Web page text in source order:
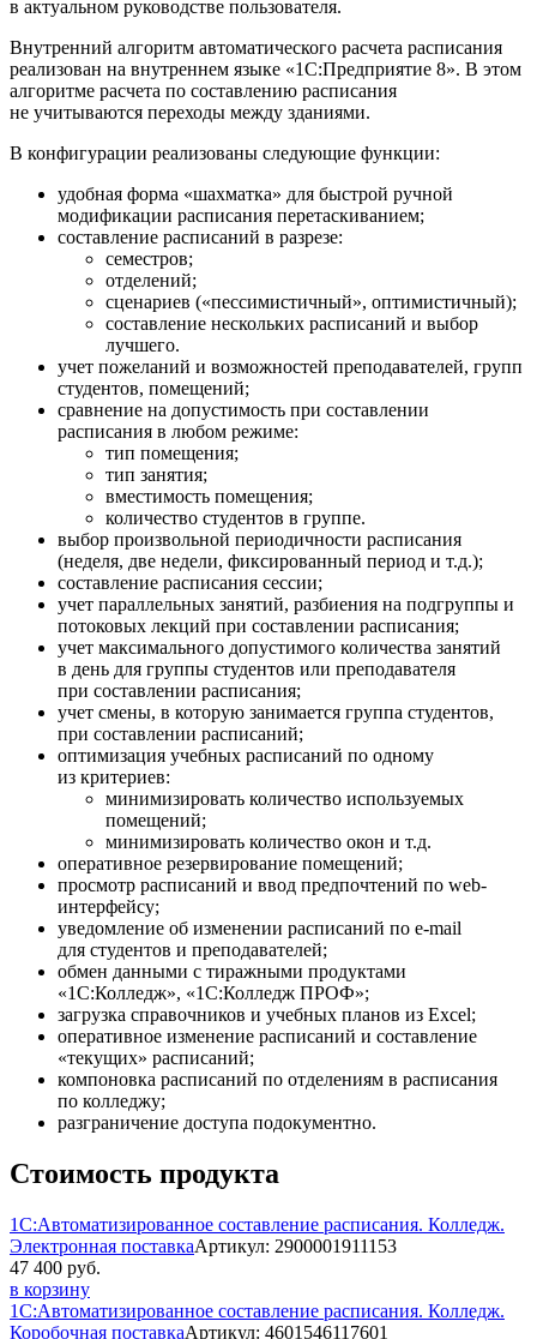
в актуальном руководстве пользователя.
Внутренний алгоритм автоматического расчета расписания
реализован на внутреннем языке «1С:Предприятие 8». В этом
алгоритме расчета по составлению расписания
не учитываются переходы между зданиями.
В конфигурации реализованы следующие функции:
удобная форма «шахматка» для быстрой ручной
модификации расписания перетаскиванием;
составление расписаний в разрезе:
семестров;
отделений;
сценариев («пессимистичный», оптимистичный);
составление нескольких расписаний и выбор
лучшего.
учет пожеланий и возможностей преподавателей, групп
студентов, помещений;
сравнение на допустимость при составлении
расписания в любом режиме:
тип помещения;
тип занятия;
вместимость помещения;
количество студентов в группе.
выбор произвольной периодичности расписания
(неделя, две недели, фиксированный период и т.д.);
составление расписания сессии;
учет параллельных занятий, разбиения на подгруппы и
потоковых лекций при составлении расписания;
учет максимального допустимого количества занятий
в день для группы студентов или преподавателя
при составлении расписания;
учет смены, в которую занимается группа студентов,
при составлении расписаний;
оптимизация учебных расписаний по одному
из критериев:
минимизировать количество используемых
помещений;
минимизировать количество окон и т.д.
оперативное резервирование помещений;
просмотр расписаний и ввод предпочтений по web-
интерфейсу;
уведомление об изменении расписаний по e-mail
для студентов и преподавателей;
обмен данными с тиражными продуктами
«1С:Колледж», «1С:Колледж ПРОФ»;
загрузка справочников и учебных планов из Excel;
оперативное изменение расписаний и составление
«текущих» расписаний;
компоновка расписаний по отделениям в расписания
по колледжу;
разграничение доступа подокументно.
Стоимость продукта
1С:Автоматизированное составление расписания. Колледж.
Электронная поставкаАртикул: 2900001911153
47 400 руб.
в корзину
1С:Автоматизированное составление расписания. Колледж.
Коробочная поставкаАртикул: 4601546117601